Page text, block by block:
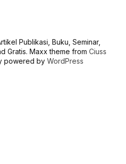
Publikasi, Buku, Seminar,
Gratis. Maxx theme from Ciuss
powered by WordPress